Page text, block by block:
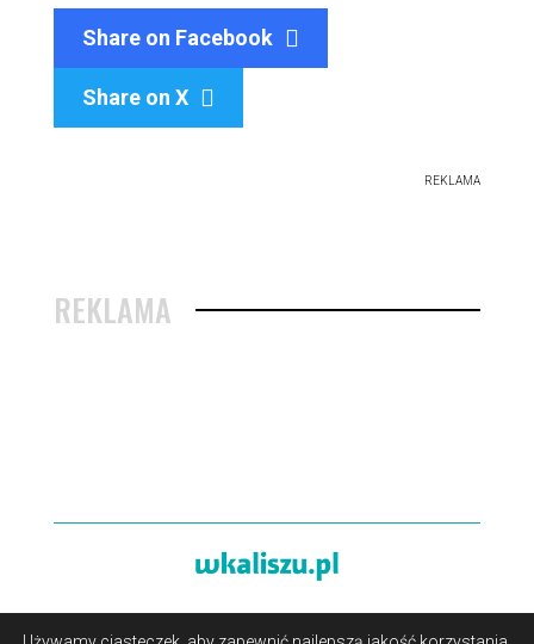
Share on Facebook
Share on X 
REKLAMA
REKLAMA